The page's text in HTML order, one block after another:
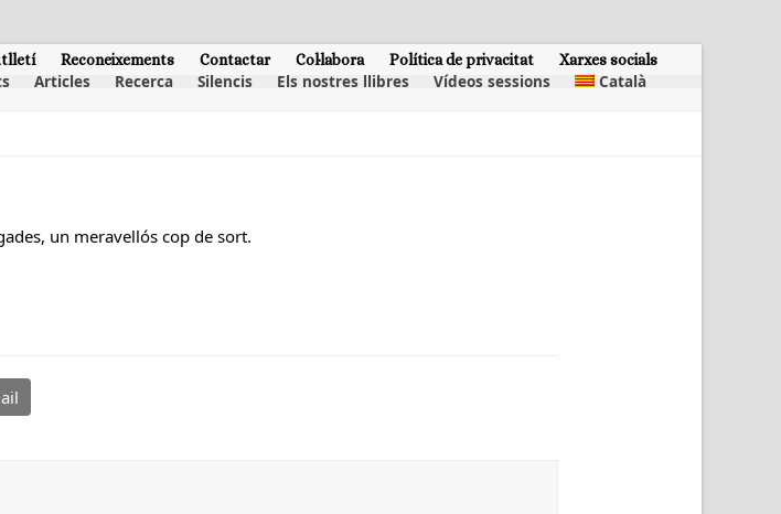
Reconeixements Contactar Col·labora Política de privacitat Xarxes socials
Articles Recerca Silencis Els nostres llibres Vídeos sessions Català
un meravellós cop de sort.